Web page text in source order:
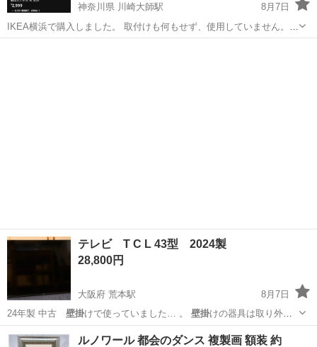
神奈川県 川崎大師駅
8月7日
IKEA横浜で購入しました。 取付けも何もせず、使用していません。
欠品なし。 付ける場所にサイズが合わなかったため、使用しませんで
テレビ T C L 43型 2024製
28,800円
大阪府 荒本駅
8月7日
24年製 中古 壁掛けで使っていました… 。 壁掛けの器具は取り外
し… 身で、テレビの脚か壁掛けの材料を購入して…
大阪 東大阪市 テレビ
ルノワール 都会のダンス 複製画 額装 約